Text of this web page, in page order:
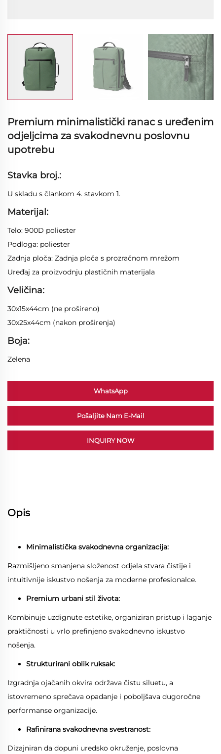
Premium minimalistički ranac s uređenim
odjeljcima za svakodnevnu poslovnu
upotrebu
Stavka broj.:
U skladu s člankom 4. stavkom 1.
Materijal:
Telo: 900D poliester
Podloga: poliester
Zadnja ploča: Zadnja ploča s prozračnom mrežom
Uređaj za proizvodnju plastičnih materijala
Veličina:
30x15x44cm (ne prošireno)
30x25x44cm (nakon proširenja)
Boja:
Zelena
WhatsApp
Pošaljite Nam E-Mail
INQUIRY NOW
Opis
Minimalistička svakodnevna organizacija:
Razmišljeno smanjena složenost odjela stvara čistije i
intuitivnije iskustvo nošenja za moderne profesionalce.
Premium urbani stil života:
Kombinuje uzdignute estetike, organiziran pristup i laganje
praktičnosti u vrlo prefinjeno svakodnevno iskustvo
nošenja.
Strukturirani oblik ruksak:
Izgradnja ojačanih okvira održava čistu siluetu, a
istovremeno sprečava opadanje i poboljšava dugoročne
performanse organizacije.
Rafinirana svakodnevna svestranost:
Dizajniran da dopuni uredsko okruženje, poslovna